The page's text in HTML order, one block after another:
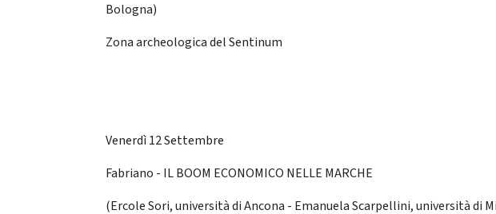
Bologna)
Zona archeologica del Sentinum
Venerdì 12 Settembre
Fabriano - IL BOOM ECONOMICO NELLE MARCHE
(Ercole Sori, università di Ancona - Emanuela Scarpellini, università di